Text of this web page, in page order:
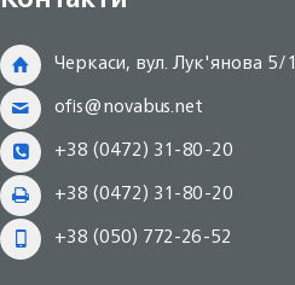
Черкаси, вул. Лук'янова 5/1
ofis@novabus.net
+38 (0472) 31-80-20
+38 (0472) 31-80-20
+38 (050) 772-26-52